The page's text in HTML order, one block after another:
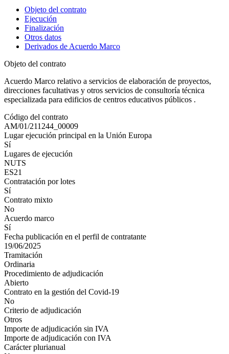
Objeto del contrato
Ejecución
Finalización
Otros datos
Derivados de Acuerdo Marco
Objeto del contrato
Acuerdo Marco relativo a servicios de elaboración de proyectos,
direcciones facultativas y otros servicios de consultoría técnica
especializada para edificios de centros educativos públicos .
Código del contrato
AM/01/211244_00009
Lugar ejecución principal en la Unión Europa
Sí
Lugares de ejecución
NUTS
ES21
Contratación por lotes
Sí
Contrato mixto
No
Acuerdo marco
Sí
Fecha publicación en el perfil de contratante
19/06/2025
Tramitación
Ordinaria
Procedimiento de adjudicación
Abierto
Contrato en la gestión del Covid-19
No
Criterio de adjudicación
Otros
Importe de adjudicación sin IVA
Importe de adjudicación con IVA
Carácter plurianual